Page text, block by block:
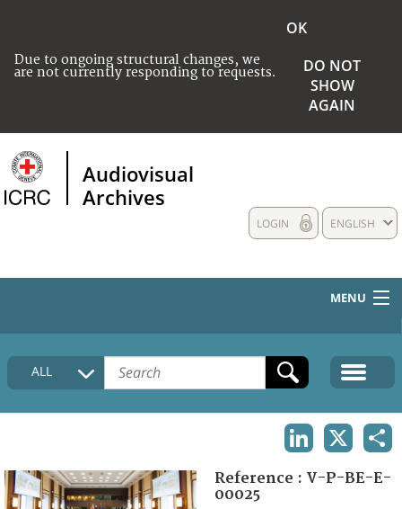
Due to ongoing structural changes, we
are not currently responding to requests.
OK
DO NOT
SHOW
AGAIN
Audiovisual
Archives
ENGLISH
LOGIN
MENU
HOME
COLLECTIONS DESCRIPTION
FAQ
ALL
Reference : V-P-BE-E-
00025